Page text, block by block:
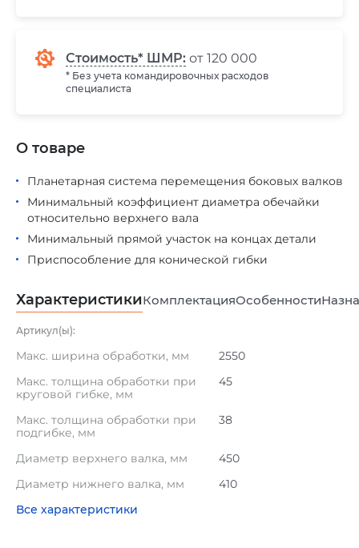
Стоимость* ШМР: от 120 000
* Без учета командировочных расходов
специалиста
Планетарная система перемещения боковых валков
Минимальный коэффициент диаметра обечайки
относительно верхнего вала
Минимальный прямой участок на концах детали
Приспособление для конической гибки
О товаре
ХарактеристикиКомплектацияОсобенности
Артикул(ы):
Макс. ширина обработки, мм
2550
Макс. толщина обработки при
круговой гибке, мм
45
Макс. толщина обработки при
подгибке, мм
38
Диаметр верхнего валка, мм
450
Диаметр нижнего валка, мм
410
Все характеристики